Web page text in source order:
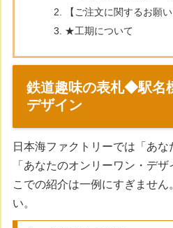
【ご注文に関するお願い
★工期について
鉄道趣味の表札◆駅名
デザイン
日本海ファクトリーでは「あな
「あなたのオンリーワン・デ
こでの紹介は一例にすぎません
い。